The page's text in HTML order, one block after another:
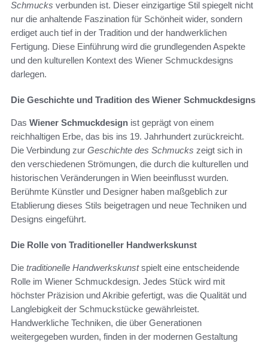
Schmucks verbunden ist. Dieser einzigartige Stil spiegelt nicht
nur die anhaltende Faszination für Schönheit wider, sondern
erdiget auch tief in der Tradition und der handwerklichen
Fertigung. Diese Einführung wird die grundlegenden Aspekte
und den kulturellen Kontext des Wiener Schmuckdesigns
darlegen.
Die Geschichte und Tradition des Wiener Schmuckdesigns
Das Wiener Schmuckdesign ist geprägt von einem
reichhaltigen Erbe, das bis ins 19. Jahrhundert zurückreicht.
Die Verbindung zur Geschichte des Schmucks zeigt sich in
den verschiedenen Strömungen, die durch die kulturellen und
historischen Veränderungen in Wien beeinflusst wurden.
Berühmte Künstler und Designer haben maßgeblich zur
Etablierung dieses Stils beigetragen und neue Techniken und
Designs eingeführt.
Die Rolle von Traditioneller Handwerkskunst
Die traditionelle Handwerkskunstspielt eine entscheidende
Rolle im Wiener Schmuckdesign. Jedes Stück wird mit
höchster Präzision und Akribie gefertigt, was die Qualität und
Langlebigkeit der Schmuckstücke gewährleistet.
Handwerkliche Techniken, die über Generationen
weitergegeben wurden, finden in der modernen Gestaltung